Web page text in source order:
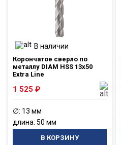
В наличии
Корончатое сверло по
металлу DIAM HSS 13x50
Extra Line
1 525 ₽
∅: 13 мм
длина: 50 мм
В КОРЗИНУ